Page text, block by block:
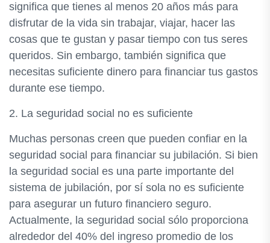
significa que tienes al menos 20 años más para
disfrutar de la vida sin trabajar, viajar, hacer las
cosas que te gustan y pasar tiempo con tus seres
queridos. Sin embargo, también significa que
necesitas suficiente dinero para financiar tus gastos
durante ese tiempo.
2. La seguridad social no es suficiente
Muchas personas creen que pueden confiar en la
seguridad social para financiar su jubilación. Si bien
la seguridad social es una parte importante del
sistema de jubilación, por sí sola no es suficiente
para asegurar un futuro financiero seguro.
Actualmente, la seguridad social sólo proporciona
alrededor del 40% del ingreso promedio de los